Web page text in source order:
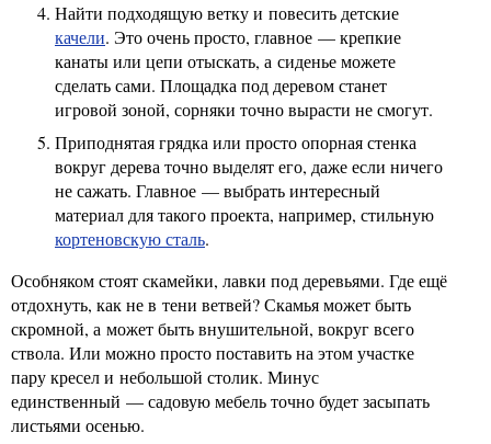
Найти подходящую ветку и повесить детские
качели. Это очень просто, главное — крепкие
канаты или цепи отыскать, а сиденье можете
сделать сами. Площадка под деревом станет
игровой зоной, сорняки точно вырасти не смогут.
Приподнятая грядка или просто опорная стенка
вокруг дерева точно выделят его, даже если ничего
не сажать. Главное — выбрать интересный
материал для такого проекта, например, стильную
кортеновскую сталь.
Особняком стоят скамейки, лавки под деревьями. Где ещё
отдохнуть, как не в тени ветвей? Скамья может быть
скромной, а может быть внушительной, вокруг всего
ствола. Или можно просто поставить на этом участке
пару кресел и небольшой столик. Минус
единственный — садовую мебель точно будет засыпать
листьями осенью.